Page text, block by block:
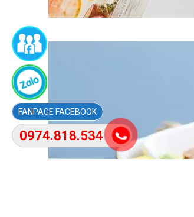
0974.818.534
FACEBOOK